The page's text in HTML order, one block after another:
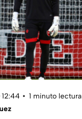
12:44
1 minuto lectura